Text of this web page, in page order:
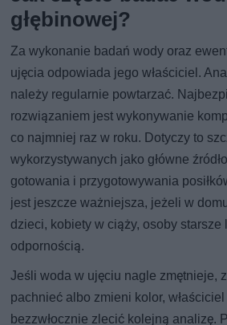
głębinowej?
Za wykonanie badań wody oraz
ujęcia odpowiada jego właściciel.
należy regularnie powtarzać.
rozwiązaniem jest wykonywanie
co najmniej raz w roku. Dotyczy to
wykorzystywanych jako główne
gotowania i przygotowywania
jest jeszcze ważniejsza, jeżeli w
dzieci, kobiety w ciąży, osoby
odpornością.
Jeśli woda w ujęciu nagle zmętnieje,
pachnieć albo zmieni kolor,
bezzwłocznie zlecić kolejną analizę.